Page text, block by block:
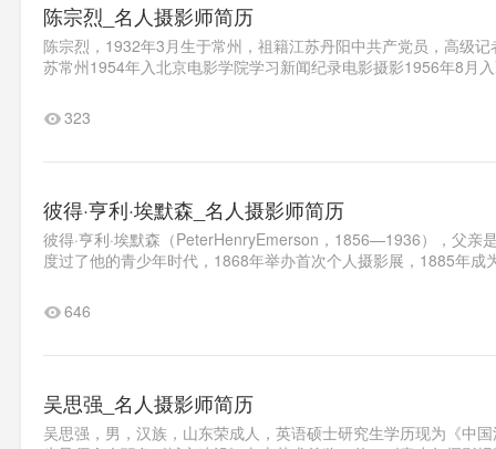
陈宗烈_名人摄影师简历
陈宗烈，1932年3月生于常州，祖籍江苏丹阳中共产党员，高级
苏常州1954年入北京电影学院学习新闻纪录电影摄影1956年8月
323
彼得·亨利·埃默森_名人摄影师简历
彼得·亨利·埃默森（PeterHenryEmerson，1856—1936），父亲
度过了他的青少年时代，1868年举办首次个人摄影展，1885年
646
吴思强_名人摄影师简历
吴思强，男，汉族，山东荣成人，英语硕士研究生学历现为《中